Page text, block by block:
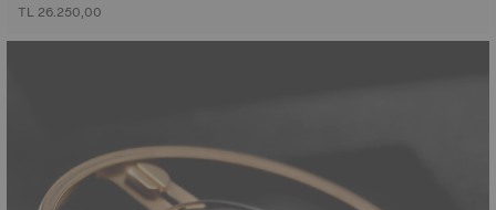
TL 26.250,00